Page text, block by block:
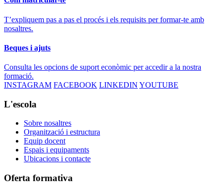
T’expliquem pas a pas el procés i els requisits per formar-te amb
nosaltres.
Beques i ajuts
Consulta les opcions de suport econòmic per accedir a la nostra
formació.
INSTAGRAM FACEBOOK LINKEDIN YOUTUBE
L'escola
Sobre nosaltres
Organització i estructura
Equip docent
Espais i equipaments
Ubicacions i contacte
Oferta formativa